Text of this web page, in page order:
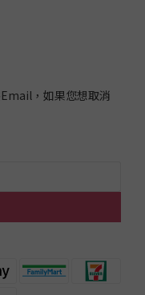
，如果您想取消